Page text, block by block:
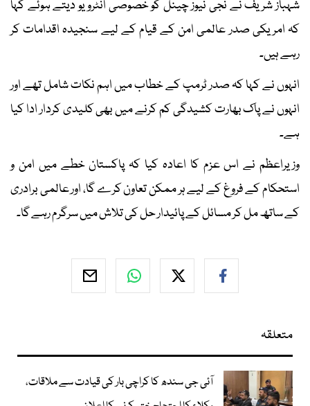
شہباز شریف نے نجی نیوز چینل کو خصوصی انٹرویو دیتے ہوئے کہا
کہ امریکی صدر عالمی امن کے قیام کے لیے سنجیدہ اقدامات کر
رہے ہیں۔
انہوں نے کہا کہ صدر ٹرمپ کے خطاب میں اہم نکات شامل تھے اور
انہوں نے پاک بھارت کشیدگی کم کرنے میں بھی کلیدی کردار ادا کیا
ہے۔
وزیراعظم نے اس عزم کا اعادہ کیا کہ پاکستان خطے میں امن و
استحکام کے فروغ کے لیے ہر ممکن تعاون کرے گا، اور عالمی برادری
کے ساتھ مل کر مسائل کے پائیدار حل کی تلاش میں سرگرم رہے گا۔
متعلقہ
آئی جی سندھ کا کراچی بار کی قیادت سے ملاقات،